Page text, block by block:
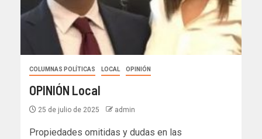
COLUMNAS POLÍTICAS LOCAL OPINIÓN
OPINIÓN Local
25 de julio de 2025 admin
Propiedades omitidas y dudas en las